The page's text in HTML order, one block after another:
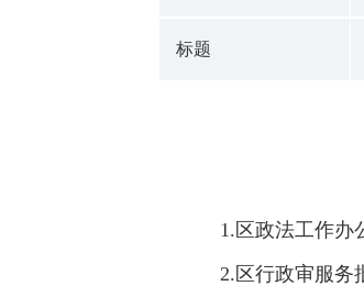
标题
1.区政法工作办
2.区行政审服务